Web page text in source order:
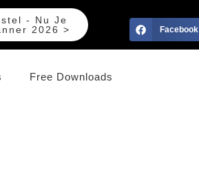
- Nu Je
2026 >
Facebook
Free Downloads